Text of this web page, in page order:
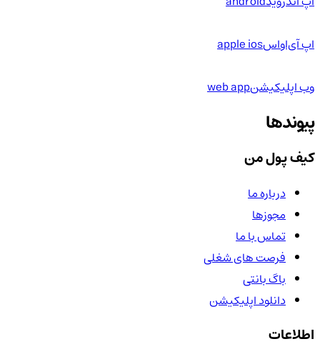
اپ آی‌او‌اسapple ios
وب اپلیکیشنweb app
پیوندها
کیف پول من
درباره ما
مجوزها
تماس با ما
فرصت های شغلی
باگ بانتی
دانلود اپلیکیشن
اطلاعات